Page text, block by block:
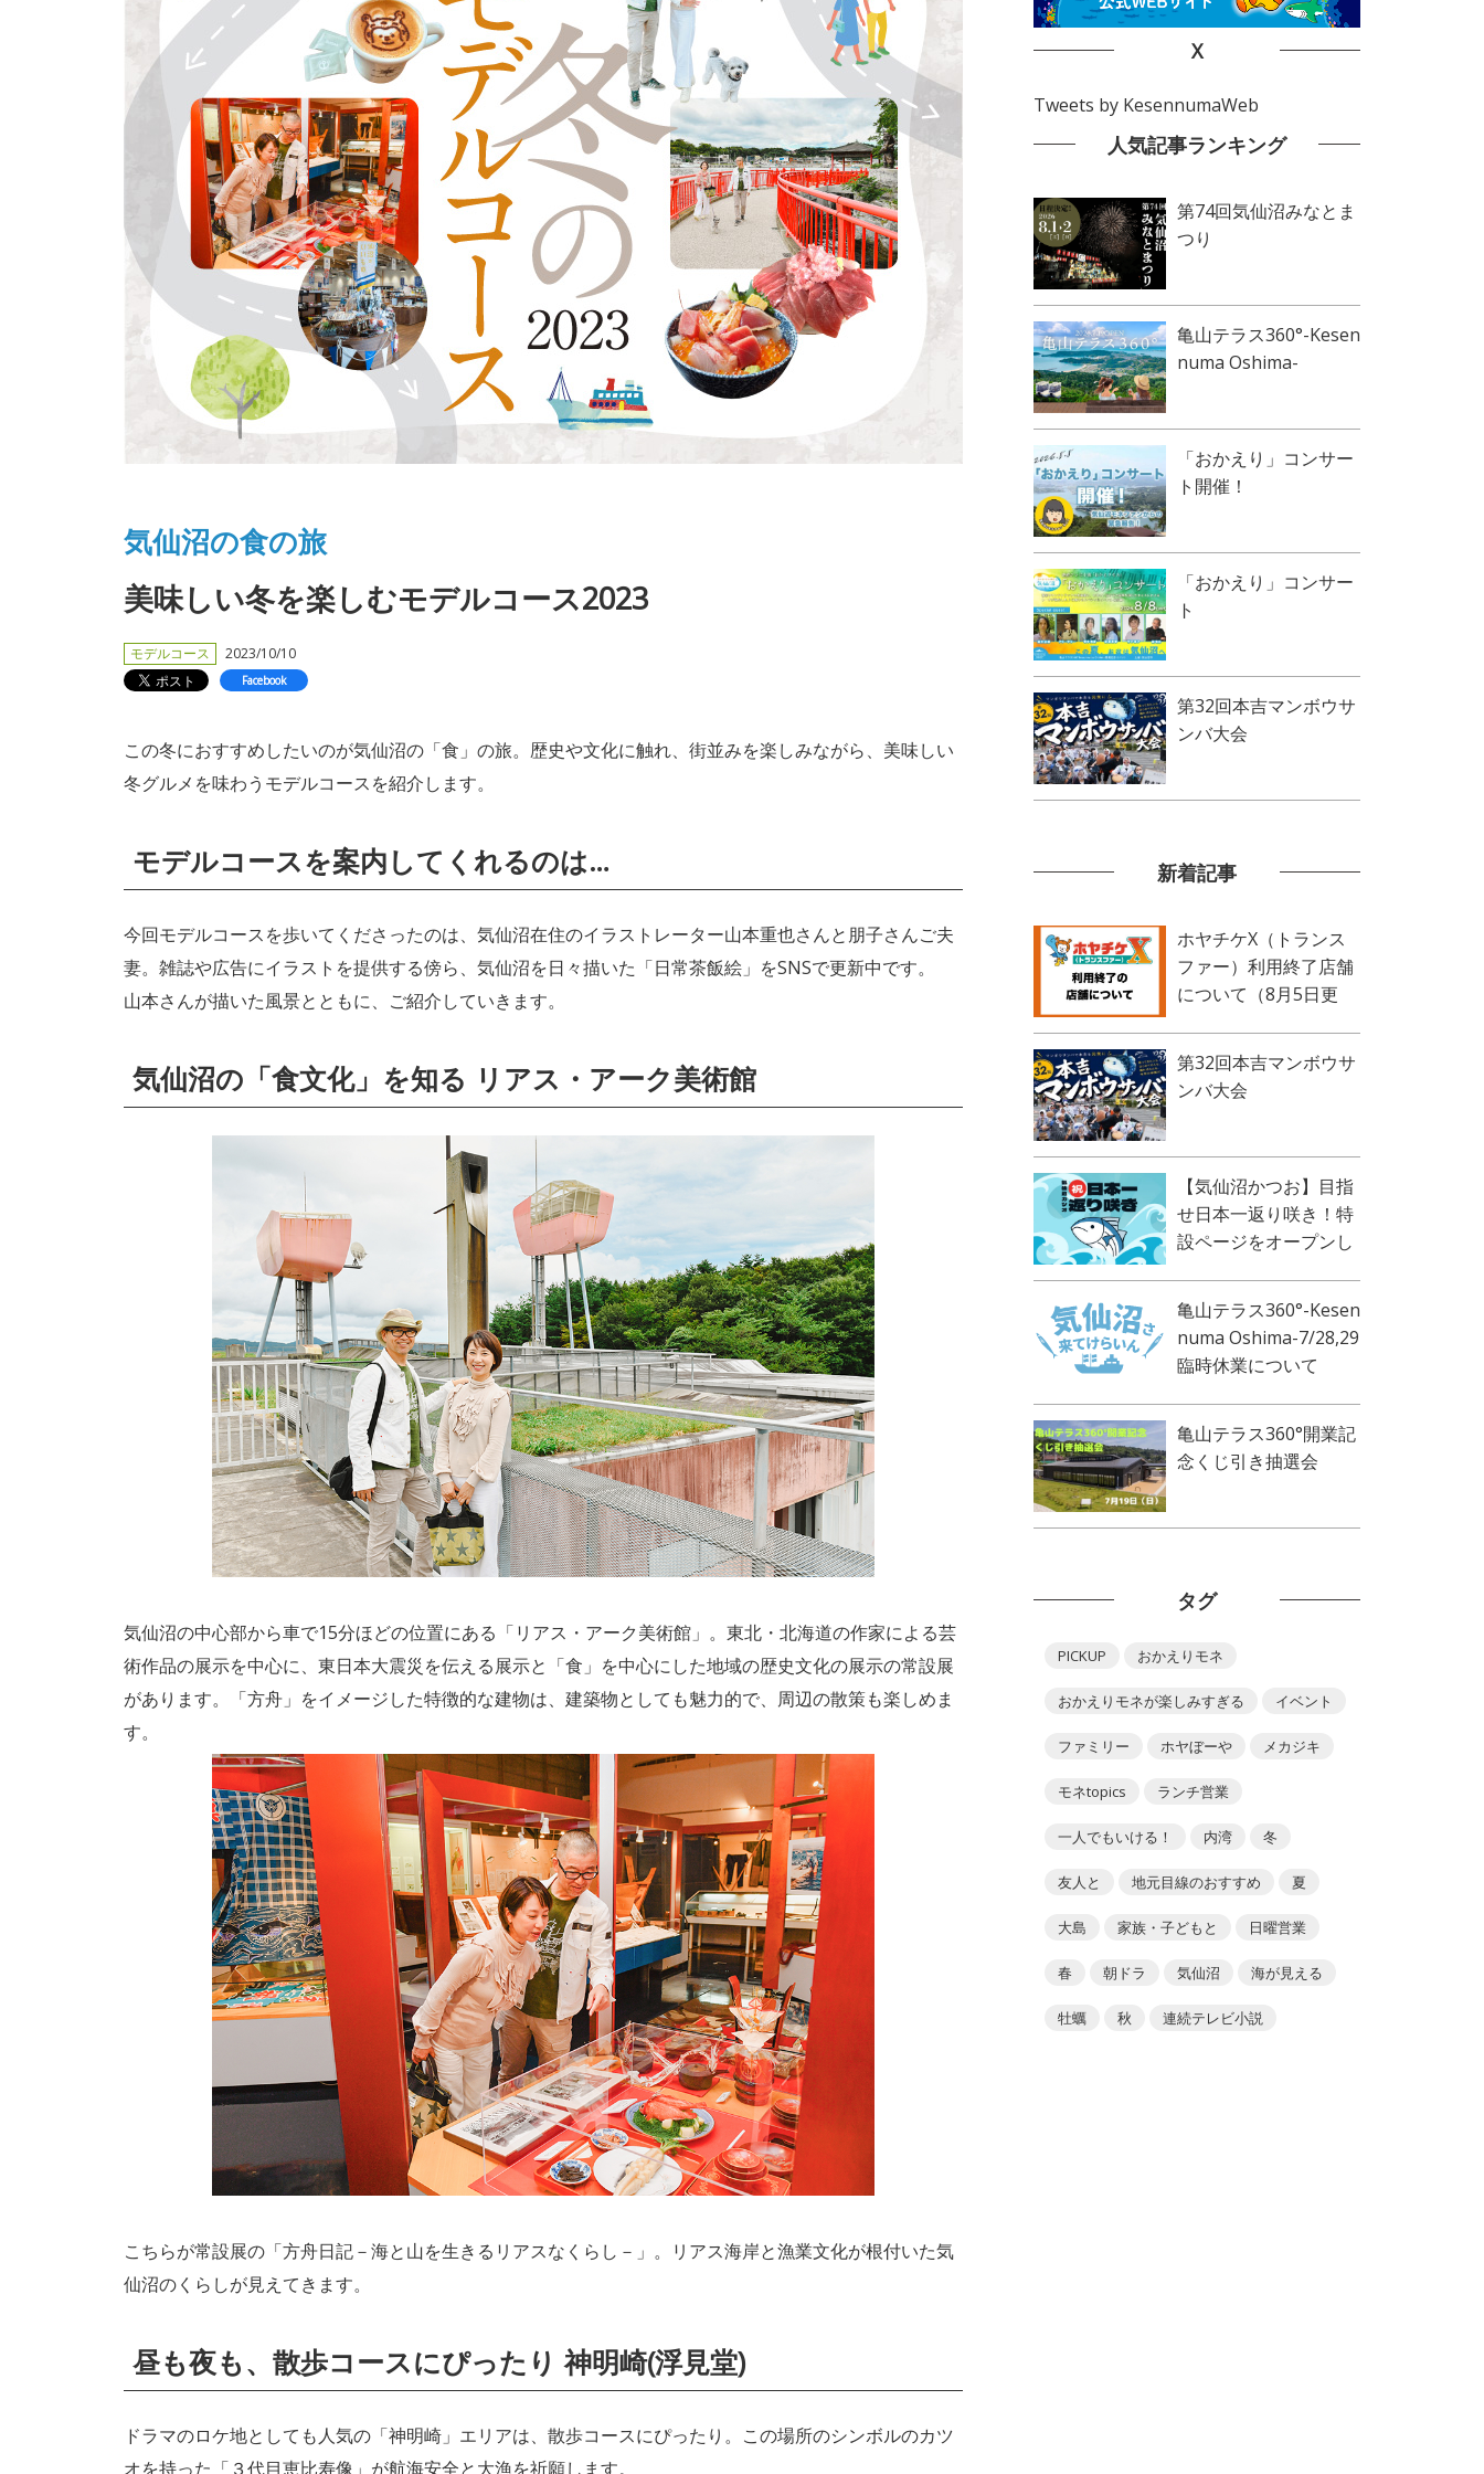
気仙沼の食の旅
美味しい冬を楽しむモデルコース2023
モデルコース 2023/10/10
Facebook
この冬におすすめしたいのが気仙沼の「食」の旅。歴史や文化に触れ、街並みを楽しみながら、美味しい
冬グルメを味わうモデルコースを紹介します。
モデルコースを案内してくれるのは…
今回モデルコースを歩いてくださったのは、気仙沼在住のイラストレーター山本重也さんと朋子さんご夫
妻。雑誌や広告にイラストを提供する傍ら、気仙沼を日々描いた「日常茶飯絵」をSNSで更新中です。
山本さんが描いた風景とともに、ご紹介していきます。
気仙沼の「食文化」を知る リアス・アーク美術館
気仙沼の中心部から車で15分ほどの位置にある「リアス・アーク美術館」。東北・北海道の作家による芸
術作品の展示を中心に、東日本大震災を伝える展示と「食」を中心にした地域の歴史文化の展示の常設展
があります。「方舟」をイメージした特徴的な建物は、建築物としても魅力的で、周辺の散策も楽しめま
す。
こちらが常設展の「方舟日記－海と山を生きるリアスなくらし－」。リアス海岸と漁業文化が根付いた気
仙沼のくらしが見えてきます。
昼も夜も、散歩コースにぴったり 神明崎(浮見堂)
ドラマのロケ地としても人気の「神明崎」エリアは、散歩コースにぴったり。この場所のシンボルのカツ
オを持った「３代目恵比寿像」が航海安全と大漁を祈願します。
X
Tweets by KesennumaWeb
人気記事ランキング
第74回気仙沼みなとま
つり
亀山テラス360°-Kesen
numa Oshima-
「おかえり」コンサー
ト開催！
「おかえり」コンサー
ト
第32回本吉マンボウサ
ンバ大会
新着記事
ホヤチケX（トランス
ファー）利用終了店舗
について（8月5日更
第32回本吉マンボウサ
ンバ大会
【気仙沼かつお】目指
せ日本一返り咲き！特
設ページをオープンし
亀山テラス360°-Kesen
numa Oshima-7/28,29
臨時休業について
亀山テラス360°開業記
念くじ引き抽選会
タグ
PICKUP おかえりモネ
おかえりモネが楽しみすぎる イベント
ファミリー ホヤぼーや メカジキ
モネtopics ランチ営業
一人でもいける！ 内湾 冬
友人と 地元目線のおすすめ 夏
大島 家族・子どもと 日曜営業
春 朝ドラ 気仙沼 海が見える
牡蠣 秋 連続テレビ小説